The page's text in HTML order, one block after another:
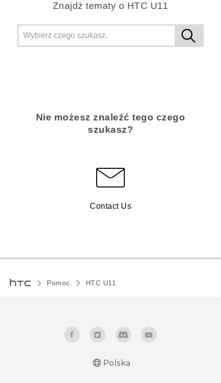
Znajdż tematy o HTC U11
Nie możesz znaleźć tego czego
szukasz?
Contact Us
Pomoc HTC U11‎
Polska